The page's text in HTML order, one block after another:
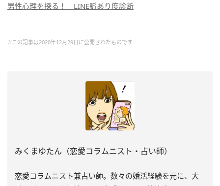
男性心理を探る！ LINE脈あり度診断
※この記事は2020年12月29日に公開されたものです
みくまゆたん（恋愛コラムニスト・占い師）
恋愛コラムニスト兼占い師。数々の婚活経験を元に、大